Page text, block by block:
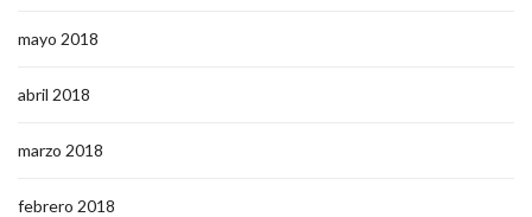
mayo 2018
abril 2018
marzo 2018
febrero 2018